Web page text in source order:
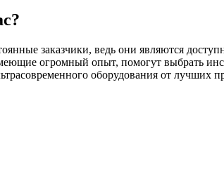
заказчики, ведь они являются
огромный опыт, помогут выбрать
оборудования от лучших